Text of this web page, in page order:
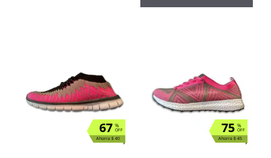
%
OFF
67
Ahorra $ 40
%
OFF
75
Ahorra $ 45